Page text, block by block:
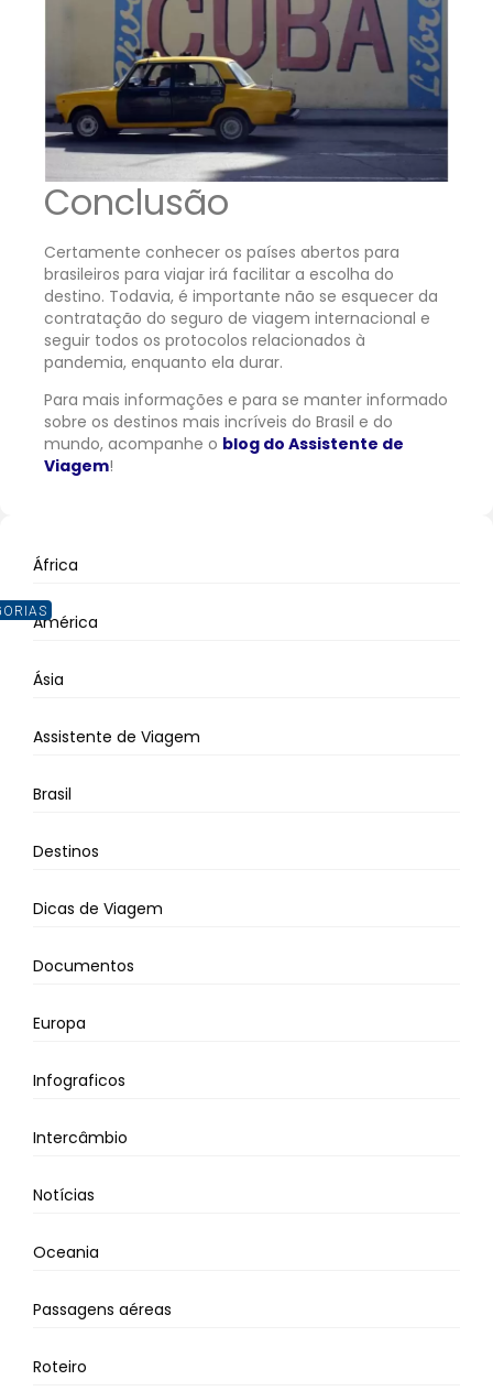
Conclusão
Certamente conhecer os países abertos para
brasileiros para viajar irá facilitar a escolha do
destino. Todavia, é importante não se esquecer da
contratação do seguro de viagem internacional e
seguir todos os protocolos relacionados à
pandemia, enquanto ela durar.
Para mais informações e para se manter informado
sobre os destinos mais incríveis do Brasil e do
mundo, acompanhe o blog do Assistente de
Viagem!
África
América
Ásia
Assistente de Viagem
Brasil
Destinos
Dicas de Viagem
Documentos
Europa
Infograficos
Intercâmbio
Notícias
Oceania
Passagens aéreas
Roteiro